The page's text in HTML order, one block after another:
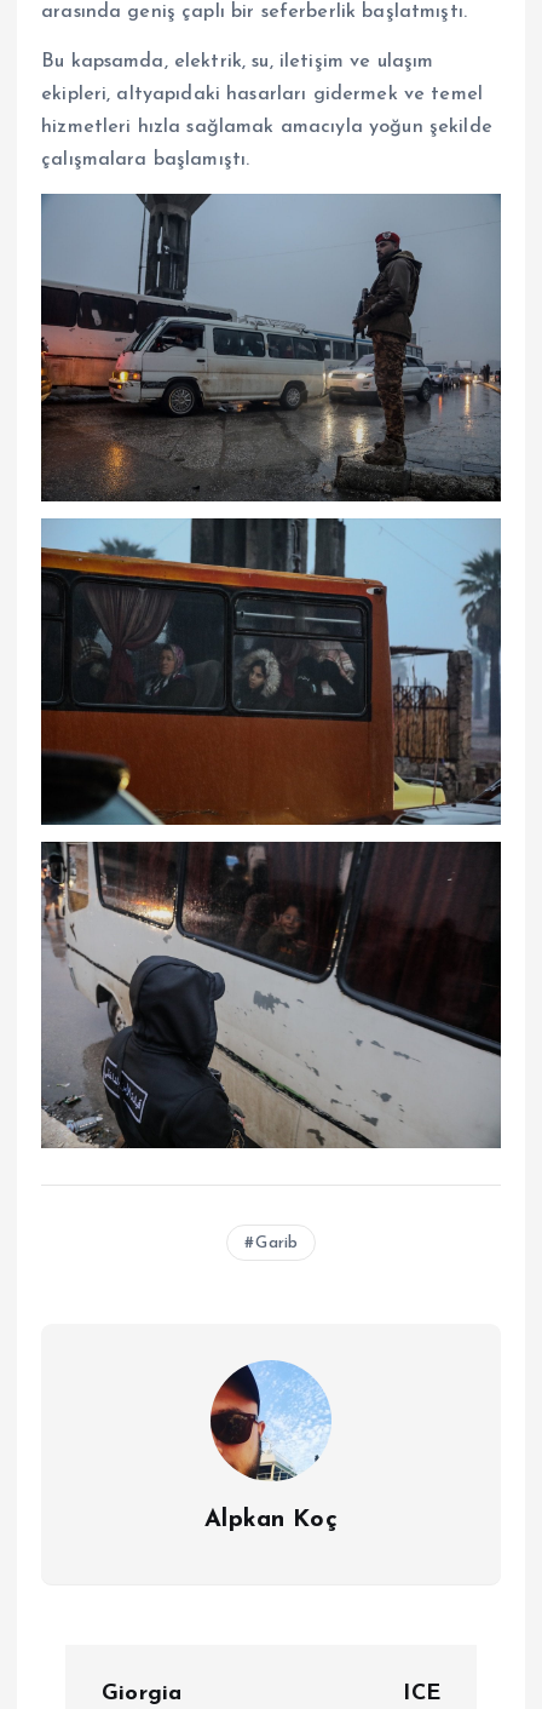
arasında geniş çaplı bir seferberlik başlatmıştı.
Bu kapsamda, elektrik, su, iletişim ve ulaşım
ekipleri, altyapıdaki hasarları gidermek ve temel
hizmetleri hızla sağlamak amacıyla yoğun şekilde
çalışmalara başlamıştı.
Garib
Alpkan Koç
Giorgia
ICE